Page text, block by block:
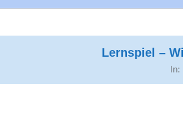
Lernspiel –
In: